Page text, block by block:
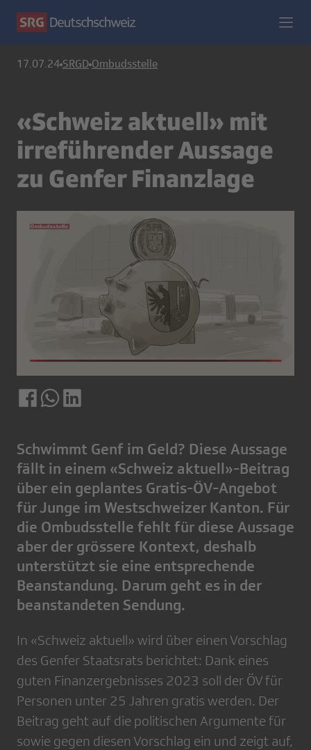
17.07.24 SRGD Ombudsstelle
«Schweiz aktuell» mit
irreführender Aussage
zu Genfer Finanzlage
Schwimmt Genf im Geld? Diese Aussage
fällt in einem «Schweiz aktuell»-Beitrag
über ein geplantes Gratis-ÖV-Angebot
für Junge im Westschweizer Kanton. Für
die Ombudsstelle fehlt für diese Aussage
aber der grössere Kontext, deshalb
unterstützt sie eine entsprechende
Beanstandung. Darum geht es in der
beanstandeten Sendung.
In «Schweiz aktuell» wird über einen Vorschlag
des Genfer Staatsrats berichtet: Dank eines
guten Finanzergebnisses 2023 soll der ÖV für
Personen unter 25 Jahren gratis werden. Der
Beitrag geht auf die politischen Argumente für
sowie gegen diesen Vorschlag ein und zeigt auf,